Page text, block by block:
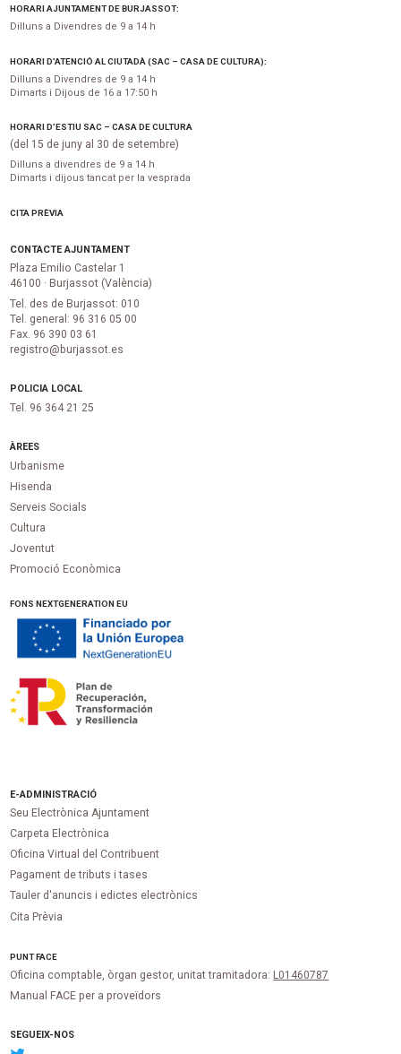
HORARI AJUNTAMENT DE BURJASSOT:
Dilluns a Divendres de 9 a 14 h
HORARI D’ATENCIÓ AL CIUTADÀ (SAC – CASA DE CULTURA):
Dilluns a Divendres de 9 a 14 h
Dimarts i Dijous de 16 a 17:50 h
HORARI D’ESTIU SAC – CASA DE CULTURA
(del 15 de juny al 30 de setembre)
Dilluns a divendres de 9 a 14 h
Dimarts i dijous tancat per la vesprada
CITA PRÈVIA
CONTACTE AJUNTAMENT
Plaza Emilio Castelar 1
46100 · Burjassot (València)
Tel. des de Burjassot: 010
Tel. general: 96 316 05 00
Fax. 96 390 03 61
registro@burjassot.es
POLICIA LOCAL
Tel. 96 364 21 25
ÀREES
Urbanisme
Hisenda
Serveis Socials
Cultura
Joventut
Promoció Econòmica
FONS NEXTGENERATION EU
E-ADMINISTRACIÓ
Seu Electrònica Ajuntament
Carpeta Electrònica
Oficina Virtual del Contribuent
Pagament de tributs i tases
Tauler d'anuncis i edictes electrònics
Cita Prèvia
PUNTFACE
Oficina comptable, òrgan gestor, unitat tramitadora: L01460787
Manual FACE per a proveïdors
SEGUEIX-NOS